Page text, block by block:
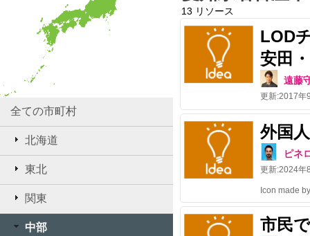
全ての市町村
北海道
東北
関東
中部
13 リソース
LOD
安田
遠藤
更新:2017年
外国
ピネ
更新:2024年
市民